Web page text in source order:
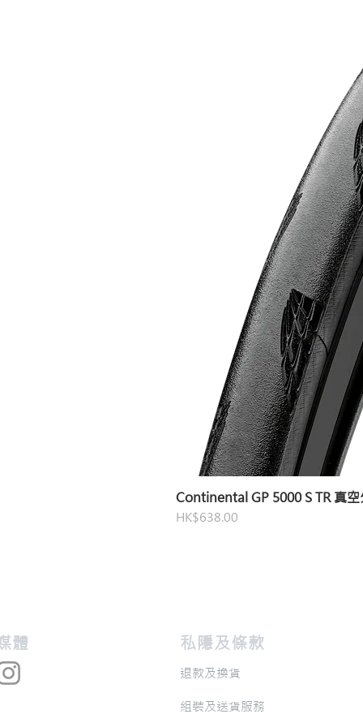
Continental GP 5000 S TR 真空
價格
HK$638.00
體 私隱及條款
退款及換貨
​組裝及送貨服務